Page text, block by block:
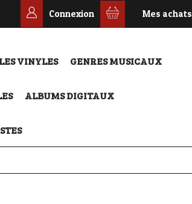
Mes achats
Connexion
LES VINYLES GENRES MUSICAUX
ALBUMS DIGITAUX